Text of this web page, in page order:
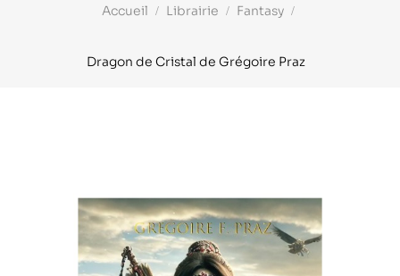
Accueil Librairie Fantasy
Dragon de Cristal de Grégoire Praz